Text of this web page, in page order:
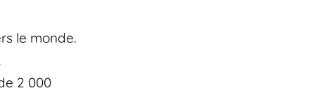
le monde.
2 000